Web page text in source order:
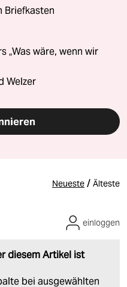
Briefkasten
„Was wäre, wenn wir
Welzer
Neueste / Älteste
diesem Artikel ist
bei ausgewählten
einloggen